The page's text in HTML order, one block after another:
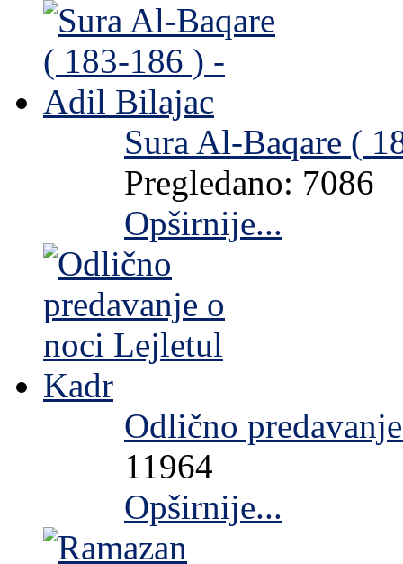
Sura Al-Baqare (
Pregledano: 7086
Opširnije...
Odlično
11964
Opširnije...